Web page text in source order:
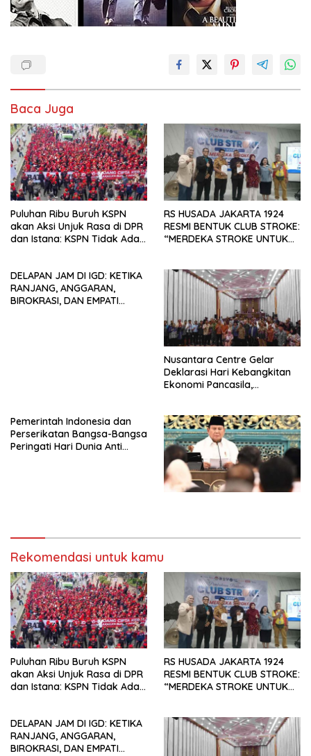
Baca Juga
Puluhan Ribu Buruh KSPN
akan Aksi Unjuk Rasa di DPR
dan Istana: KSPN Tidak Ada
Siapapun
RS HUSADA JAKARTA 1924
RESMI BENTUK CLUB STROKE:
“MERDEKA STROKE UNTUK
DELAPAN JAM DI IGD: KETIKA
RANJANG, ANGGARAN,
BIROKRASI, DAN EMPATI
Nusantara Centre Gelar
Deklarasi Hari Kebangkitan
Ekonomi Pancasila,
Penjajahan (Pergolakan
Ekonomi Politik Indonesia) &
Simposium Nasional “Urgensi
Undang-Undang
Perekonomian Nasional dan
Kesejahteraan Sosial dalam
Pemerintah Indonesia dan
Perserikatan Bangsa-Bangsa
Peringati Hari Dunia Anti
Rekomendasi untuk kamu
Puluhan Ribu Buruh KSPN
akan Aksi Unjuk Rasa di DPR
dan Istana: KSPN Tidak Ada
Siapapun
RS HUSADA JAKARTA 1924
RESMI BENTUK CLUB STROKE:
“MERDEKA STROKE UNTUK
DELAPAN JAM DI IGD: KETIKA
RANJANG, ANGGARAN,
BIROKRASI, DAN EMPATI